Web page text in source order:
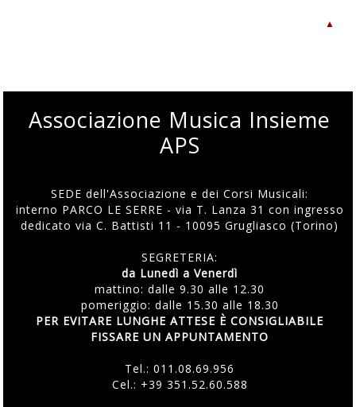
▲
Associazione Musica Insieme
APS
SEDE dell'Associazione e dei Corsi Musicali:
interno PARCO LE SERRE - via T. Lanza 31 con ingresso
dedicato via C. Battisti 11 - 10095 Grugliasco (Torino)
SEGRETERIA:
da Lunedì a Venerdì
mattino: dalle 9.30 alle 12.30
pomeriggio: dalle 15.30 alle 18.30
PER EVITARE LUNGHE ATTESE È CONSIGLIABILE
FISSARE UN APPUNTAMENTO
Tel.:011.08.69.956
Cel.: +39 351.52.60.588